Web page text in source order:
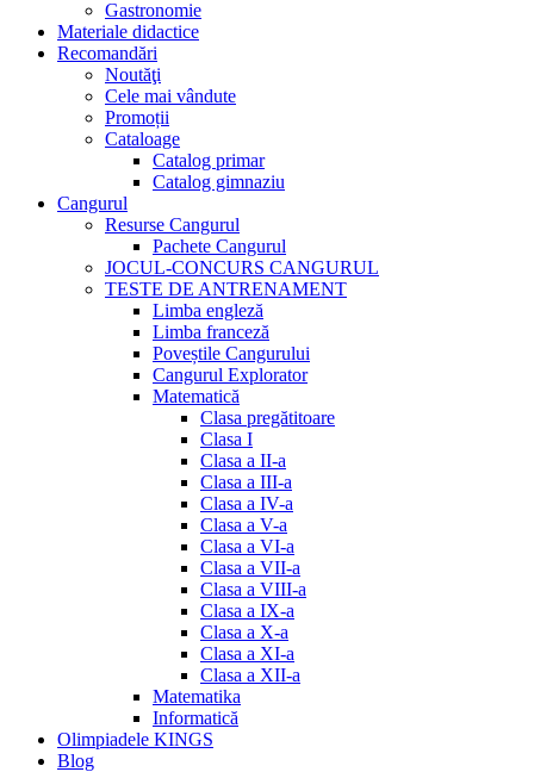
Gastronomie
Materiale didactice
Recomandări
Noutăţi
Cele mai vândute
Promoții
Cataloage
Catalog primar
Catalog gimnaziu
Cangurul
Resurse Cangurul
Pachete Cangurul
JOCUL-CONCURS CANGURUL
TESTE DE ANTRENAMENT
Limba engleză
Limba franceză
Poveștile Cangurului
Cangurul Explorator
Matematică
Clasa pregătitoare
Clasa I
Clasa a II-a
Clasa a III-a
Clasa a IV-a
Clasa a V-a
Clasa a VI-a
Clasa a VII-a
Clasa a VIII-a
Clasa a IX-a
Clasa a X-a
Clasa a XI-a
Clasa a XII-a
Matematika
Informatică
Olimpiadele KINGS
Blog